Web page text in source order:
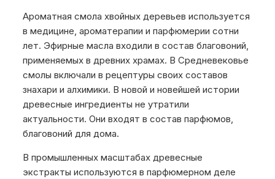
Ароматная смола хвойных деревьев используется
в медицине, ароматерапии и парфюмерии сотни
лет. Эфирные масла входили в состав благовоний,
применяемых в древних храмах. В Средневековье
смолы включали в рецептуры своих составов
знахари и алхимики. В новой и новейшей истории
древесные ингредиенты не утратили
актуальности. Они входят в состав парфюмов,
благовоний для дома.
В промышленных масштабах древесные
экстракты используются в парфюмерном деле